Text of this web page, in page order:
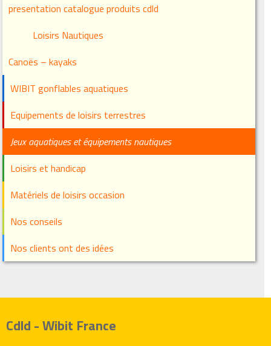
presentation catalogue produits cdld
Loisirs Nautiques
Canoës – kayaks
WIBIT gonflables aquatiques
Equipements de loisirs terrestres
Jeux aquatiques et équipements nautiques
Loisirs et handicap
Matériels de loisirs occasion
Nos conseils
Nos clients ont des idées
Cdld - Wibit France